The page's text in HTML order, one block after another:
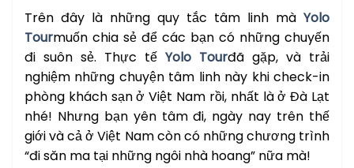
Trên đây là những quy tắc tâm linh mà Yolo
Tourmuốn chia sẻ để các bạn có những chuyến
đi suôn sẻ. Thực tế Yolo Tourđã gặp, và trải
nghiệm những chuyện tâm linh này khi check-in
phòng khách sạn ở Việt Nam rồi, nhất là ở Đà Lạt
nhé! Nhưng bạn yên tâm đi, ngày nay trên thế
giới và cả ở Việt Nam còn có những chương trình
“đi săn ma tại những ngôi nhà hoang” nữa mà!